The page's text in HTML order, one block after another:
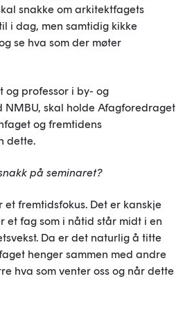
snakke om arkitektfagets
i dag, men samtidig kikke
se hva som der møter
og professor i by- og
NMBU, skal holde Afagforedraget
og fremtidens
dette.
på seminaret?
fremtidsfokus. Det er kanskje
et fag som i nåtid står midt i en
Da er det naturlig å titte
henger sammen med andre
hva som venter oss og når dette